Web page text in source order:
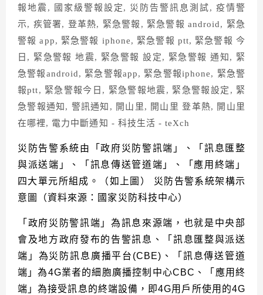
災防告警系統由「政府災防警訊端」、「訊息匯整
與派送端」、「訊息傳送管道端」、「應用終端」
四大單元所組成。（如上圖） 災防告警系統架構示
意圖（資料來源：國家災防科技中心）
「政府災防警訊端」為訊息來源端，也就是中央部
會及地方政府發布的告警訊息、「訊息匯整與派送
端」為災防訊息廣播平台(CBE)、「訊息傳送管道
端」為4G業者的細胞廣播控制中心CBC、「應用終
端」為接受訊息的終端設備，即4G用戶所使用的4G